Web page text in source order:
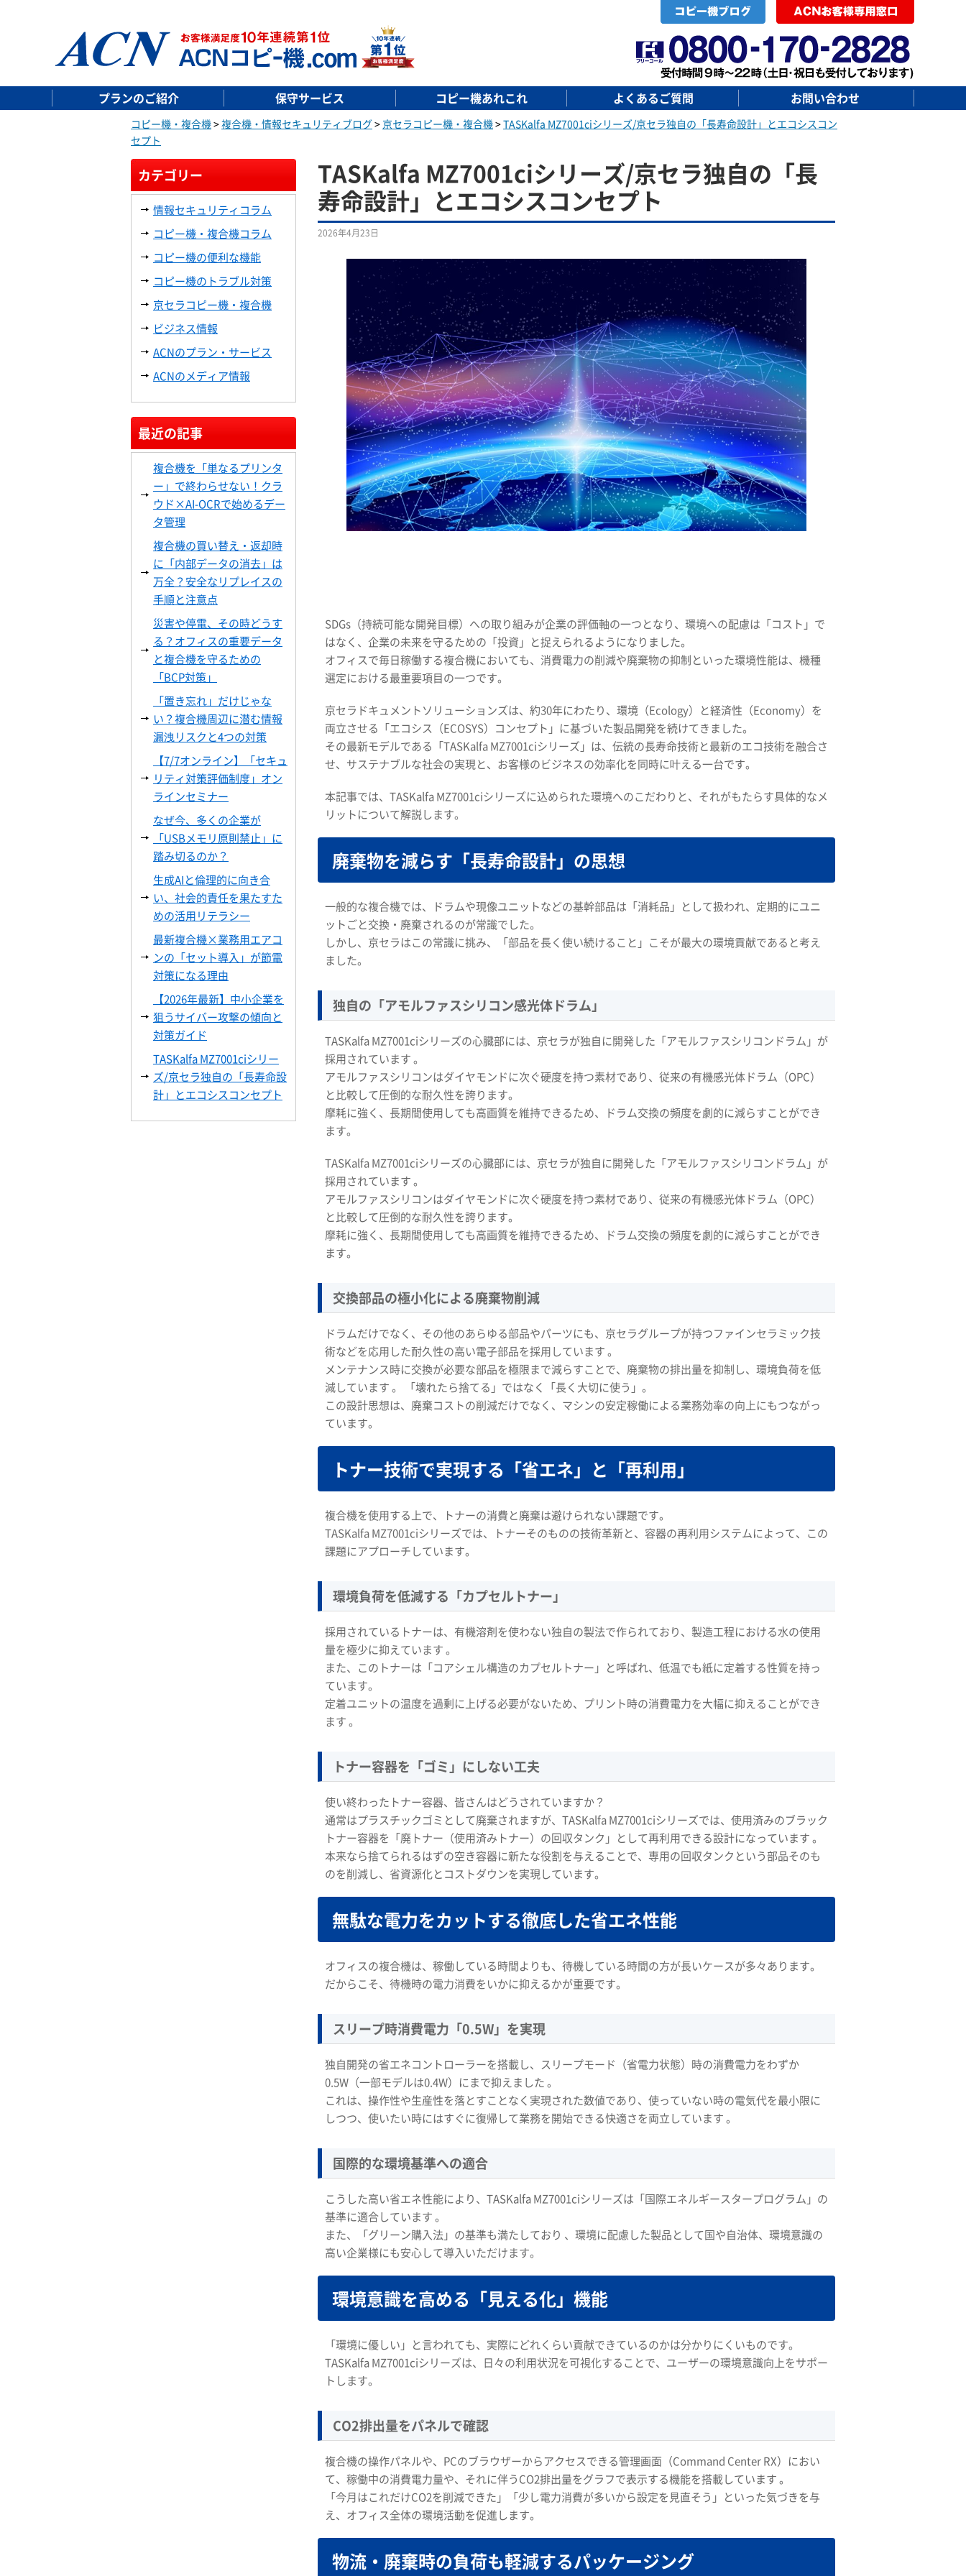
プランのご紹介 保守サービス コピー機あれこれ よくあるご質問 お問い合わせ
コピー機・複合機>複合機・情報セキュリティブログ> 京セラコピー機・複合機>TASKalfa MZ7001ciシリーズ/京セラ独自の「長寿命設計」とエコシスコン
セプト
TASKalfa MZ7001ciシリーズ/京セラ独自の「長
寿命設計」とエコシスコンセプト
2026年4月23日
SDGs（持続可能な開発目標）への取り組みが企業の評価軸の一つとなり、環境への配慮は「コスト」で
はなく、企業の未来を守るための「投資」と捉えられるようになりました。
オフィスで毎日稼働する複合機においても、消費電力の削減や廃棄物の抑制といった環境性能は、機種
選定における最重要項目の一つです。
京セラドキュメントソリューションズは、約30年にわたり、環境（Ecology）と経済性（Economy）を
両立させる「エコシス（ECOSYS）コンセプト」に基づいた製品開発を続けてきました。
その最新モデルである「TASKalfa MZ7001ciシリーズ」は、伝統の長寿命技術と最新のエコ技術を融合さ
せ、サステナブルな社会の実現と、お客様のビジネスの効率化を同時に叶える一台です。
本記事では、TASKalfa MZ7001ciシリーズに込められた環境へのこだわりと、それがもたらす具体的なメ
リットについて解説します。
廃棄物を減らす「長寿命設計」の思想
一般的な複合機では、ドラムや現像ユニットなどの基幹部品は「消耗品」として扱われ、定期的にユニ
ットごと交換・廃棄されるのが常識でした。
しかし、京セラはこの常識に挑み、「部品を長く使い続けること」こそが最大の環境貢献であると考え
ました。
独自の「アモルファスシリコン感光体ドラム」
TASKalfa MZ7001ciシリーズの心臓部には、京セラが独自に開発した「アモルファスシリコンドラム」が
採用されています 。
アモルファスシリコンはダイヤモンドに次ぐ硬度を持つ素材であり、従来の有機感光体ドラム（OPC）
と比較して圧倒的な耐久性を誇ります。
摩耗に強く、長期間使用しても高画質を維持できるため、ドラム交換の頻度を劇的に減らすことができ
ます。
TASKalfa MZ7001ciシリーズの心臓部には、京セラが独自に開発した「アモルファスシリコンドラム」が
採用されています 。
アモルファスシリコンはダイヤモンドに次ぐ硬度を持つ素材であり、従来の有機感光体ドラム（OPC）
と比較して圧倒的な耐久性を誇ります。
摩耗に強く、長期間使用しても高画質を維持できるため、ドラム交換の頻度を劇的に減らすことができ
ます。
交換部品の極小化による廃棄物削減
ドラムだけでなく、その他のあらゆる部品やパーツにも、京セラグループが持つファインセラミック技
術などを応用した耐久性の高い電子部品を採用しています 。
メンテナンス時に交換が必要な部品を極限まで減らすことで、廃棄物の排出量を抑制し、環境負荷を低
減しています 。 「壊れたら捨てる」ではなく「長く大切に使う」。
この設計思想は、廃棄コストの削減だけでなく、マシンの安定稼働による業務効率の向上にもつながっ
ています。
トナー技術で実現する「省エネ」と「再利用」
複合機を使用する上で、トナーの消費と廃棄は避けられない課題です。
TASKalfa MZ7001ciシリーズでは、トナーそのものの技術革新と、容器の再利用システムによって、この
課題にアプローチしています。
環境負荷を低減する「カプセルトナー」
採用されているトナーは、有機溶剤を使わない独自の製法で作られており、製造工程における水の使用
量を極少に抑えています 。
また、このトナーは「コアシェル構造のカプセルトナー」と呼ばれ、低温でも紙に定着する性質を持っ
ています。
定着ユニットの温度を過剰に上げる必要がないため、プリント時の消費電力を大幅に抑えることができ
ます 。
トナー容器を「ゴミ」にしない工夫
使い終わったトナー容器、皆さんはどうされていますか？
通常はプラスチックゴミとして廃棄されますが、TASKalfa MZ7001ciシリーズでは、使用済みのブラック
トナー容器を「廃トナー（使用済みトナー）の回収タンク」として再利用できる設計になっています 。
本来なら捨てられるはずの空き容器に新たな役割を与えることで、専用の回収タンクという部品そのも
のを削減し、省資源化とコストダウンを実現しています。
無駄な電力をカットする徹底した省エネ性能
オフィスの複合機は、稼働している時間よりも、待機している時間の方が長いケースが多々あります。
だからこそ、待機時の電力消費をいかに抑えるかが重要です。
スリープ時消費電力「0.5W」を実現
独自開発の省エネコントローラーを搭載し、スリープモード（省電力状態）時の消費電力をわずか
0.5W（一部モデルは0.4W）にまで抑えました 。
これは、操作性や生産性を落とすことなく実現された数値であり、使っていない時の電気代を最小限に
しつつ、使いたい時にはすぐに復帰して業務を開始できる快適さを両立しています 。
国際的な環境基準への適合
こうした高い省エネ性能により、TASKalfa MZ7001ciシリーズは「国際エネルギースタープログラム」の
基準に適合しています 。
また、「グリーン購入法」の基準も満たしており 、環境に配慮した製品として国や自治体、環境意識の
高い企業様にも安心して導入いただけます。
環境意識を高める「見える化」機能
「環境に優しい」と言われても、実際にどれくらい貢献できているのかは分かりにくいものです。
TASKalfa MZ7001ciシリーズは、日々の利用状況を可視化することで、ユーザーの環境意識向上をサポー
トします。
CO2排出量をパネルで確認
複合機の操作パネルや、PCのブラウザーからアクセスできる管理画面（Command Center RX）におい
て、稼働中の消費電力量や、それに伴うCO2排出量をグラフで表示する機能を搭載しています 。
「今月はこれだけCO2を削減できた」「少し電力消費が多いから設定を見直そう」といった気づきを与
え、オフィス全体の環境活動を促進します。
物流・廃棄時の負荷も軽減するパッケージング
カテゴリー
情報セキュリティコラム
コピー機・複合機コラム
コピー機の便利な機能
コピー機のトラブル対策
京セラコピー機・複合機
ビジネス情報
ACNのプラン・サービス
ACNのメディア情報
最近の記事
複合機を「単なるプリンタ
ー」で終わらせない！クラ
ウド×AI-OCRで始めるデー
タ管理
複合機の買い替え・返却時
に「内部データの消去」は
万全？安全なリプレイスの
手順と注意点
災害や停電、その時どうす
る？オフィスの重要データ
と複合機を守るための
「BCP対策」
「置き忘れ」だけじゃな
い？複合機周辺に潜む情報
漏洩リスクと4つの対策
【7/7オンライン】「セキュ
リティ対策評価制度」オン
ラインセミナー
なぜ今、多くの企業が
「USBメモリ原則禁止」に
踏み切るのか？
生成AIと倫理的に向き合
い、社会的責任を果たすた
めの活用リテラシー
最新複合機×業務用エアコ
ンの「セット導入」が節電
対策になる理由
【2026年最新】中小企業を
狙うサイバー攻撃の傾向と
対策ガイド
TASKalfa MZ7001ciシリー
ズ/京セラ独自の「長寿命設
計」とエコシスコンセプト